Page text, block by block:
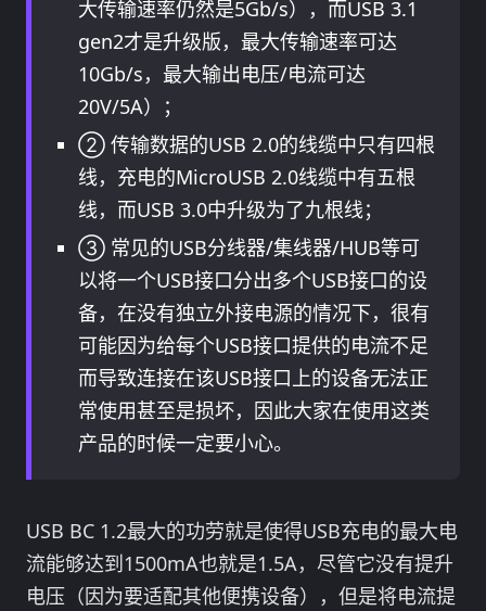
大传输速率仍然是5Gb/s），而USB 3.1
gen2才是升级版，最大传输速率可达
10Gb/s，最大输出电压/电流可达
20V/5A）；
② 传输数据的USB 2.0的线缆中只有四根
线，充电的MicroUSB 2.0线缆中有五根
线，而USB 3.0中升级为了九根线；
③ 常见的USB分线器/集线器/HUB等可
以将一个USB接口分出多个USB接口的设
备，在没有独立外接电源的情况下，很有
可能因为给每个USB接口提供的电流不足
而导致连接在该USB接口上的设备无法正
常使用甚至是损坏，因此大家在使用这类
产品的时候一定要小心。
USB BC 1.2最大的功劳就是使得USB充电的最大电
流能够达到1500mA也就是1.5A，尽管它没有提升
电压（因为要适配其他便携设备），但是将电流提